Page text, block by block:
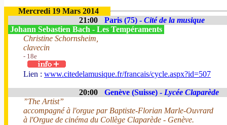
Mercredi 19 Mars 2014
21:00
Paris (75) - Cité de la musique
Johann Sebastien Bach - Les Tempéraments
Christine Schornsheim,
clavecin
- 18e
Lien : www.citedelamusique.fr/francais/cycle.aspx?id=507
20:00 Genève (Suisse) - Lycée Claparède
”The Artist”
accompagné à l'orgue par Baptiste-Florian Marle-Ouvrard
à l'Orgue de cinéma du Collège Claparède - Genève.